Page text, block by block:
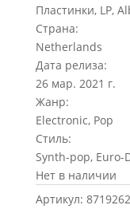
Пластинки, LP,
Страна:
Netherlands
Дата релиза:
26 мар. 2021 г.
Жанр:
Electronic, Pop
Стиль:
Synth-pop, Euro-
Нет в наличии
Артикул: